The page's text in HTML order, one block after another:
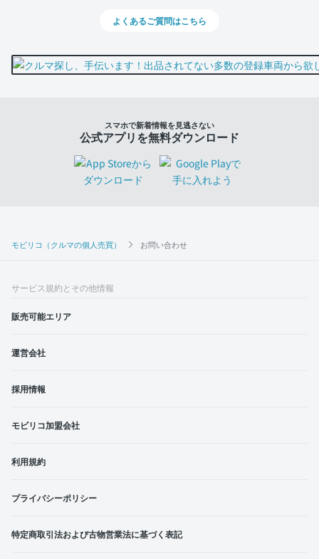
モビリコ（クルマの個人売買） お問い合わせ
よくあるご質問はこちら
スマホで新着情報を見逃さない
公式アプリを無料ダウンロード
サービス規約とその他情報
販売可能エリア
運営会社
採用情報
モビリコ加盟会社
利用規約
プライバシーポリシー
特定商取引法および古物営業法に基づく表記